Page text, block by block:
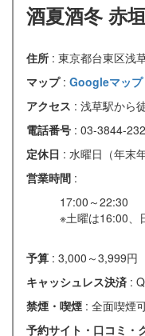
酒夏酒冬 赤
住所 : 東京都台東区浅
マップ : Googleマップ
アクセス : 浅草駅から
電話番号 : 03-3844-
定休日 : 水曜日（年末
営業時間 :
17:00～22:30
※土曜は16:00、
予算 : 3,000～3,999円
キャッシュレス決済 :
禁煙・喫煙 : 全面喫煙
予約サイト・口コミ・